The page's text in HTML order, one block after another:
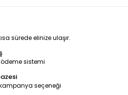
sürede elinize ulaşır.
sistemi
seçeneği